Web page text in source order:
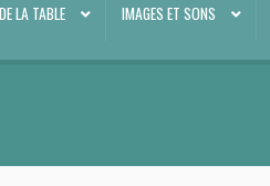
LA TABLE IMAGES ET SONS